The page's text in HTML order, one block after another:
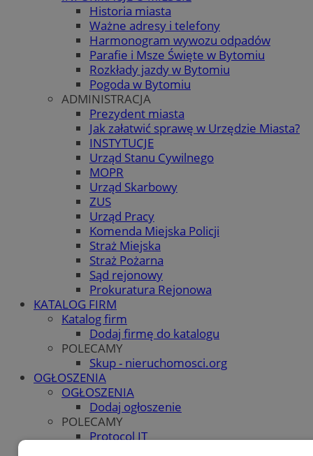
Historia miasta
Ważne adresy i telefony
Harmonogram wywozu odpadów
Parafie i Msze Święte w Bytomiu
Rozkłady jazdy w Bytomiu
Pogoda w Bytomiu
ADMINISTRACJA
Prezydent miasta
Jak załatwić sprawę w Urzędzie Miasta?
INSTYTUCJE
Urząd Stanu Cywilnego
MOPR
Urząd Skarbowy
ZUS
Urząd Pracy
Komenda Miejska Policji
Straż Miejska
Straż Pożarna
Sąd rejonowy
Prokuratura Rejonowa
KATALOG FIRM
Katalog firm
Dodaj firmę do katalogu
POLECAMY
Skup - nieruchomosci.org
OGŁOSZENIA
OGŁOSZENIA
Dodaj ogłoszenie
POLECAMY
Protocol IT